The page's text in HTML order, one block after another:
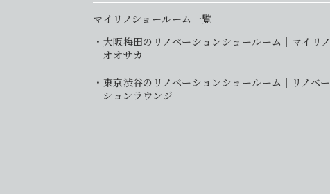
マイリノショールーム一覧
大阪梅田のリノベーションショールーム｜マイリノ
オオサカ
東京渋谷のリノベーションショールーム｜リノベー
ションラウンジ